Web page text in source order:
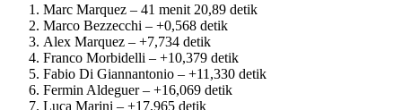
Marc Marquez – 41 menit 20,89 detik
Marco Bezzecchi – +0,568 detik
Alex Marquez – +7,734 detik
Franco Morbidelli – +10,379 detik
Fabio Di Giannantonio – +11,330 detik
Fermin Aldeguer – +16,069 detik
Luca Marini – +17,965 detik